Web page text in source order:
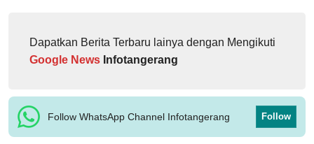
Dapatkan Berita Terbaru lainya dengan Mengikuti
Google News Infotangerang
Follow WhatsApp Channel Infotangerang Follow